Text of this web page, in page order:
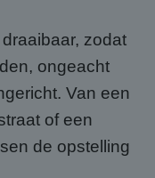
zodat
ongeacht
Van een
of een
de opstelling